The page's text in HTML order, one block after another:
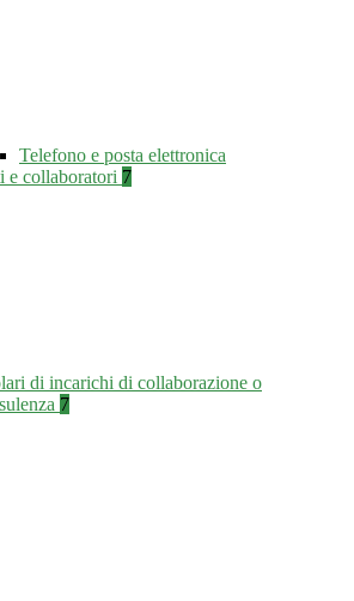
Telefono e posta elettronica
e collaboratori 7
di incarichi di collaborazione o
7